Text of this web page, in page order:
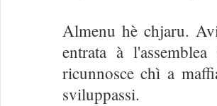
Almenu hè chjaru.
entrata à
ricunnosce chì a
sviluppassi.